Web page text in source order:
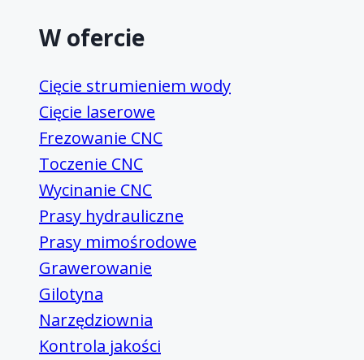
W ofercie
Cięcie strumieniem wody
Cięcie laserowe
Frezowanie CNC
Toczenie CNC
Wycinanie CNC
Prasy hydrauliczne
Prasy mimośrodowe
Grawerowanie
Gilotyna
Narzędziownia
Kontrola jakości